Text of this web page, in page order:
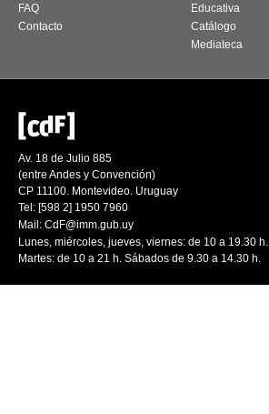
FAQ
Contacto
Educativa
Catálogo
Mediateca
Av. 18 de Julio 885
(entre Andes y Convención)
CP 11100. Montevideo. Uruguay
Tel: [598 2] 1950 7960
Mail: CdF@imm.gub.uy
Lunes, miércoles, jueves, viernes: de 10 a 19.30 h.
Martes: de 10 a 21 h. Sábados de 9.30 a 14.30 h.